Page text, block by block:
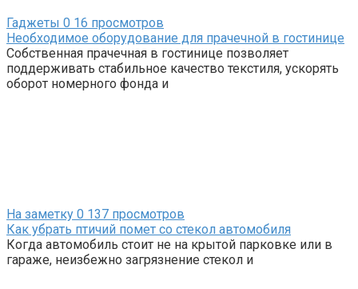
Гаджеты 0 16 просмотров
Необходимое оборудование для прачечной в гостинице
Собственная прачечная в гостинице позволяет
поддерживать стабильное качество текстиля, ускорять
оборот номерного фонда и
На заметку 0 137 просмотров
Как убрать птичий помет со стекол автомобиля
Когда автомобиль стоит не на крытой парковке или в
гараже, неизбежно загрязнение стекол и